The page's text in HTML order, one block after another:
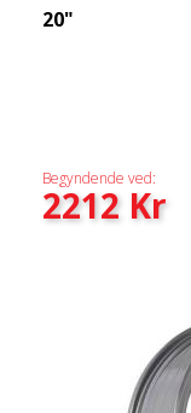
20"
Begyndende ved:
2212Kr